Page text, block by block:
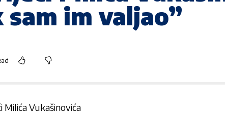
im valjao”
Milića Vukašinovića